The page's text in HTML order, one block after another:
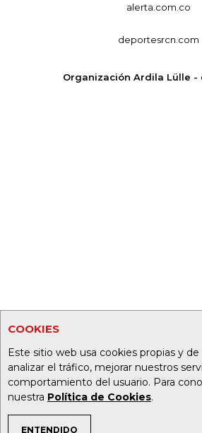
COOKIES
Este sitio web usa cookies propias y
analizar el tráfico, mejorar nuestros
comportamiento del usuario. Para
nuestra Política de Cookies.
ENTENDIDO
alerta.com.co
deportesrcn.com
Organización Ardila Lülle -